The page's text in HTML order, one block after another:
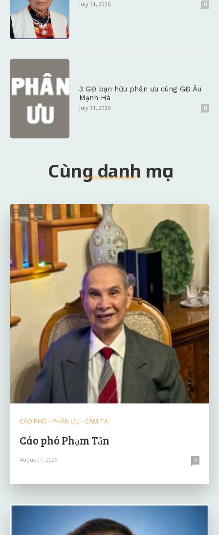
July 31, 2026 0
3 GĐ bạn hữu phân ưu cùng GĐ Âu
Mạnh Hà
July 31, 2026 0
Cùng danh mục
CÁO PHÓ - PHÂN ƯU - CẢM TẠ
Cáo phó Phạm Tấn
August 7, 2026 0